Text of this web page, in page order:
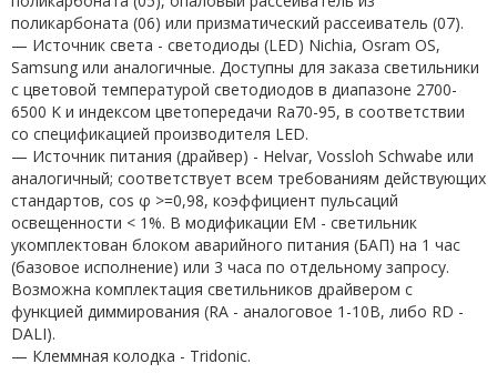
поликарбоната (06) или призматический рассеиватель (07).
— Источник света - светодиоды (LED) Nichia, Osram OS,
Samsung или аналогичные. Доступны для заказа светильники
с цветовой температурой светодиодов в диапазоне 2700-
6500 K и индексом цветопередачи Ra70-95, в соответствии
со спецификацией производителя LED.
— Источник питания (драйвер) - Helvar, Vossloh Schwabe или
аналогичный; соответствует всем требованиям действующих
стандартов, cos φ >=0,98, коэффициент пульсаций
освещенности < 1%. В модификации EM - светильник
укомплектован блоком аварийного питания (БАП) на 1 час
(базовое исполнение) или 3 часа по отдельному запросу.
Возможна комплектация светильников драйвером c
функцией диммирования (RA - аналоговое 1-10В, либо RD -
DALI).
— Клеммная колодка - Tridonic.